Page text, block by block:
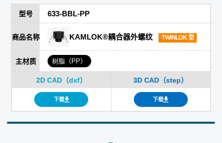
型号 633-BBL-PP
商品名称 KAMLOK®耦合器外螺纹 TWINLOK 型
主材质 树脂（PP）
2D CAD（dxf）
下载
3D CAD（step）
下载